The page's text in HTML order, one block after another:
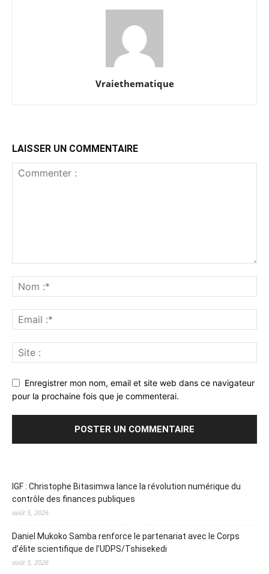
Vraiethematique
LAISSER UN COMMENTAIRE
Enregistrer mon nom, email et site web dans ce navigateur
pour la prochaine fois que je commenterai.
IGF : Christophe Bitasimwa lance la révolution numérique du
contrôle des finances publiques
août 5, 2026
Daniel Mukoko Samba renforce le partenariat avec le Corps
d’élite scientifique de l’UDPS/Tshisekedi
août 5, 2026